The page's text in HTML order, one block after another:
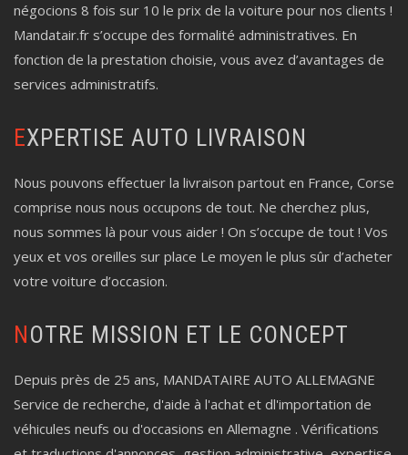
négocions 8 fois sur 10 le prix de la voiture pour nos clients !
Mandatair.fr s’occupe des formalité administratives. En
fonction de la prestation choisie, vous avez d’avantages de
services administratifs.
EXPERTISE AUTO LIVRAISON
Nous pouvons effectuer la livraison partout en France, Corse
comprise nous nous occupons de tout. Ne cherchez plus,
nous sommes là pour vous aider ! On s’occupe de tout ! Vos
yeux et vos oreilles sur place Le moyen le plus sûr d’acheter
votre voiture d’occasion.
NOTRE MISSION ET LE CONCEPT
Depuis près de 25 ans, MANDATAIRE AUTO ALLEMAGNE
Service de recherche, d'aide à l'achat et dl'importation de
véhicules neufs ou d'occasions en Allemagne . Vérifications